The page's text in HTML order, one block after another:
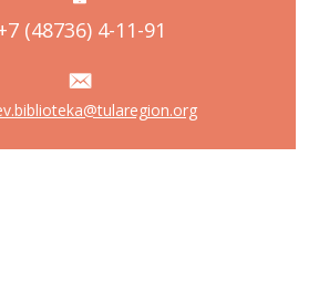
(48736) 4-11-91